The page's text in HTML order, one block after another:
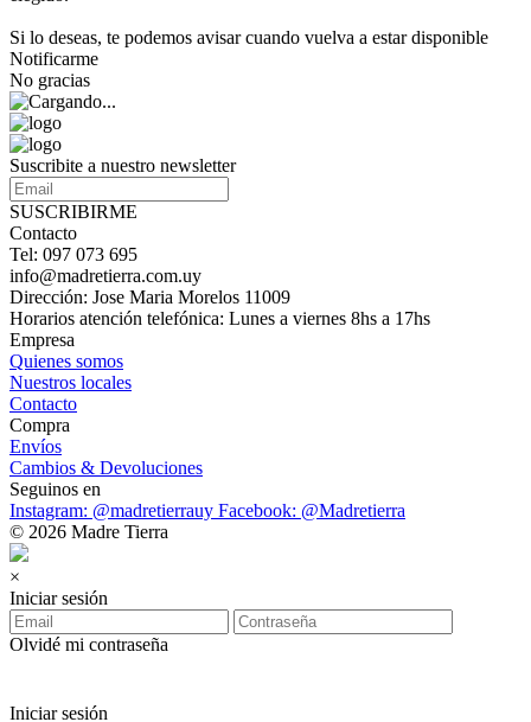
Si lo deseas, te podemos avisar cuando vuelva a estar disponible
Notificarme
No gracias
Suscribite a nuestro newsletter
SUSCRIBIRME
Contacto
Tel: 097 073 695
info@madretierra.com.uy
Dirección: Jose Maria Morelos 11009
Horarios atención telefónica: Lunes a viernes 8hs a 17hs
Empresa
Quienes somos
Nuestros locales
Contacto
Compra
Envíos
Cambios & Devoluciones
Seguinos en
Instagram: @madretierrauy Facebook: @Madretierra
© 2026 Madre Tierra
×
Iniciar sesión
Olvidé mi contraseña
Iniciar sesión